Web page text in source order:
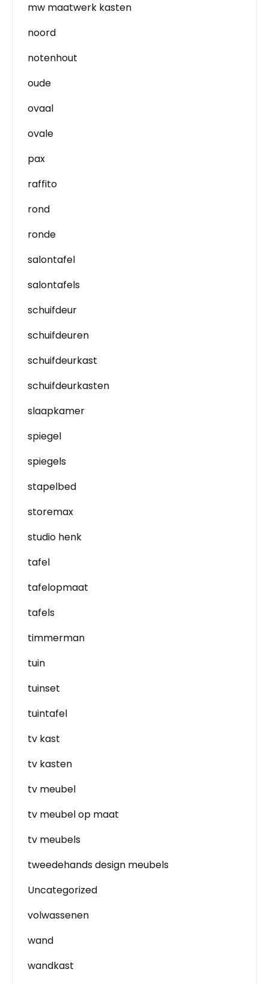
mw maatwerk kasten
noord
notenhout
oude
ovaal
ovale
pax
raffito
rond
ronde
salontafel
salontafels
schuifdeur
schuifdeuren
schuifdeurkast
schuifdeurkasten
slaapkamer
spiegel
spiegels
stapelbed
storemax
studio henk
tafel
tafelopmaat
tafels
timmerman
tuin
tuinset
tuintafel
tv kast
tv kasten
tv meubel
tv meubel op maat
tv meubels
tweedehands design meubels
Uncategorized
volwassenen
wand
wandkast